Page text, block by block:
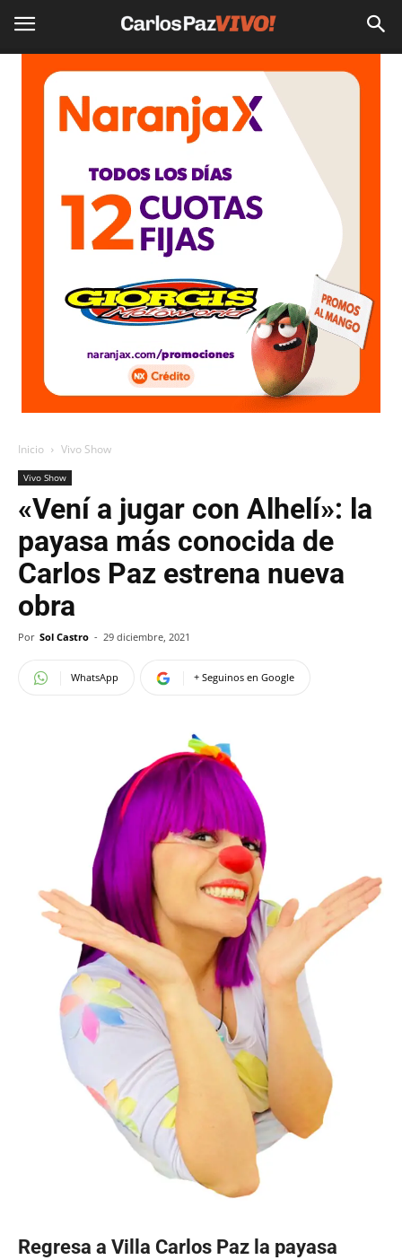
Inicio Vivo Show
Vivo Show
«Vení a jugar con Alhelí»: la
payasa más conocida de
Carlos Paz estrena nueva
obra
Por Sol Castro - 29 diciembre, 2021
WhatsApp + Seguinos en Google
Regresa a Villa Carlos Paz la payasa